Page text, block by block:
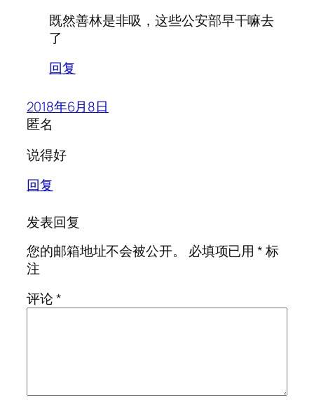
既然善林是非吸，这些公安部早干嘛去
了
回复
2018年6月8日
匿名
说得好
回复
发表回复
您的邮箱地址不会被公开。
必填项已用*标
注
评论*